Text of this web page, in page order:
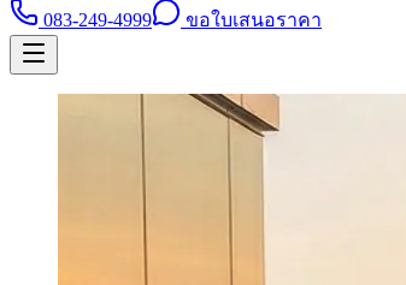
083-249-4999
ขอใบเสนอราคา